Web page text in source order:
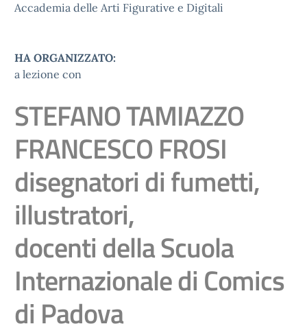
Accademia delle Arti Figurative e Digitali
HA ORGANIZZATO:
a lezione con
STEFANO TAMIAZZO
FRANCESCO FROSI
disegnatori di fumetti,
illustratori,
docenti della Scuola
Internazionale di Comics
di Padova